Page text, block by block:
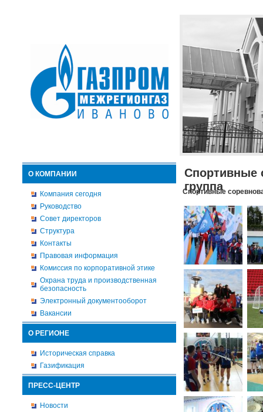
О КОМПАНИИ
Компания сегодня
Руководство
Совет директоров
Структура
Контакты
Правовая информация
Комиссия по корпоративной этике
Охрана труда и производственная
безопасность
Электронный документооборот
Вакансии
О РЕГИОНЕ
Историческая справка
Газификация
ПРЕСС-ЦЕНТР
Новости
Спортивные
группа
Спортивные